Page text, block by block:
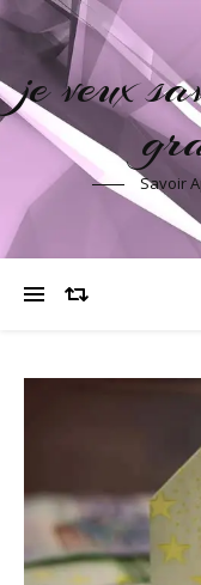
je veux
Savoir